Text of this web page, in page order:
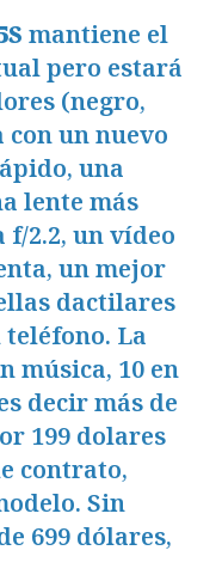
mantiene el
pero estará
(negro,
con un nuevo
una
lente más
2.2, un vídeo
un mejor
dactilares
La
música, 10 en
decir más de
199 dolares
contrato,
Sin
699 dólares,